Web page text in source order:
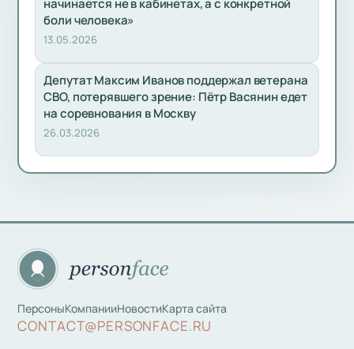
начинается не в кабинетах, а с конкретной
боли человека»
13.05.2026
Депутат Максим Иванов поддержал ветерана
СВО, потерявшего зрение: Пётр Васянин едет
на соревнования в Москву
26.03.2026
ПерсоныКомпанииНовостиКарта сайта
CONTACT@PERSONFACE.RU